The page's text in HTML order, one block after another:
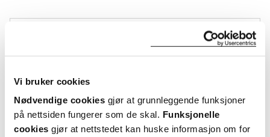
Vi bruker cookies
Nødvendige cookies gjør at grunnleggende funksjoner
på nettsiden fungerer som de skal. Funksjonelle
cookies gjør at nettstedet kan huske informasjon om for
2 anmeldelser
5 stjerner
4 stjerner